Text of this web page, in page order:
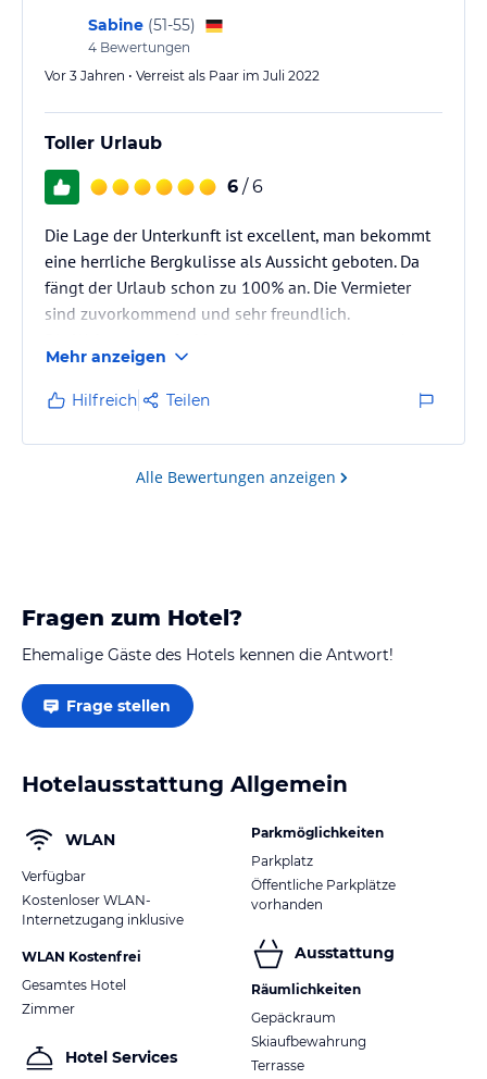
Sabine (51-55)
4 Bewertungen
Vor 3 Jahren • Verreist als Paar im Juli 2022
Toller Urlaub
6 / 6
Die Lage der Unterkunft ist excellent, man bekommt
eine herrliche Bergkulisse als Aussicht geboten. Da
fängt der Urlaub schon zu 100% an. Die Vermieter
sind zuvorkommend und sehr freundlich.
es an nichts fehlt. Die Einrichtung ist der Umgebung
entsprechend erfolgt und sorgt für sofortiges
Mehr anzeigen
Hilfreich Teilen
Alle Bewertungen anzeigen
Fragen zum Hotel?
Ehemalige Gäste des Hotels kennen die Antwort!
Frage stellen
Hotelausstattung Allgemein
WLAN
Verfügbar
Kostenloser WLAN-
Internetzugang inklusive
WLAN Kostenfrei
Gesamtes Hotel
Zimmer
Hotel Services
Parkmöglichkeiten
Parkplatz
Öffentliche Parkplätze
vorhanden
Ausstattung
Räumlichkeiten
Gepäckraum
Skiaufbewahrung
Terrasse